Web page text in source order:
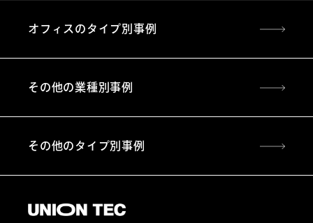
その他の業種別事例
オフィスのタイプ別事例
その他のタイプ別事例